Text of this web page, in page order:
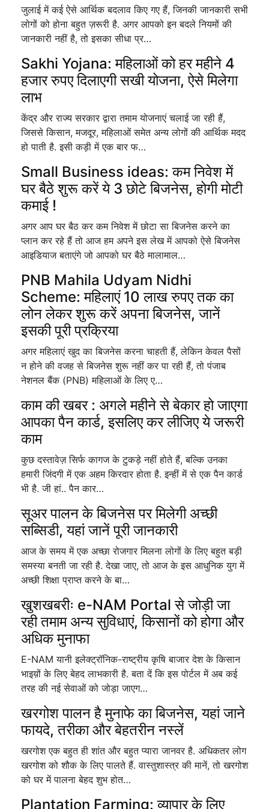
जुलाई में कई ऐसे आर्थिक बदलाव किए गए हैं, जिनकी जानकारी सभी
लोगों को होना बहुत ज़रूरी है. अगर आपको इन बदले नियमों की
जानकारी नहीं है, तो इसका सीधा प्र…
Sakhi Yojana: महिलाओं को हर महीने 4
हजार रुपए दिलाएगी सखी योजना, ऐसे मिलेगा
लाभ
केंद्र और राज्य सरकार द्वारा तमाम योजनाएं चलाई जा रही हैं,
जिससे किसान, मजदूर, महिलाओं समेत अन्य लोगों की आर्थिक मदद
हो पाती है. इसी कड़ी में एक बार फ…
Small Business ideas: कम निवेश में
घर बैठे शुरू करें ये 3 छोटे बिजनेस, होगी मोटी
कमाई !
अगर आप घर बैठ कर कम निवेश में छोटा सा बिजनेस करने का
प्लान कर रहे हैं तो आज हम अपने इस लेख में आपको ऐसे बिजनेस
आइडियाज बताएंगे जो आपको घर बैठे मालामाल…
PNB Mahila Udyam Nidhi
Scheme: महिलाएं 10 लाख रुपए तक का
लोन लेकर शुरू करें अपना बिजनेस, जानें
इसकी पूरी प्रक्रिया
अगर महिलाएं खुद का बिजनेस करना चाहती हैं, लेकिन केवल पैसों
न होने की वजह से बिजनेस शुरू नहीं कर पा रही हैं, तो पंजाब
नेशनल बैंक (PNB) महिलाओं के लिए ए…
काम की खबर : अगले महीने से बेकार हो जाएगा
आपका पैन कार्ड, इसलिए कर लीजिए ये जरूरी
काम
कुछ दस्तावेज़ सिर्फ कागज के टुकड़े नहीं होते हैं, बल्कि उनका
हमारी जिंदगी में एक अहम किरदार होता है. इन्हीं में से एक पैन कार्ड
भी है. जी हां.. पैन कार…
सूअर पालन के बिजनेस पर मिलेगी अच्छी
सब्सिडी, यहां जानें पूरी जानकारी
आज के समय में एक अच्छा रोजगार मिलना लोगों के लिए बहुत बड़ी
समस्या बनती जा रही है. देखा जाए, तो आज के इस आधुनिक युग में
अच्छी शिक्षा प्राप्त करने के बा…
खुशखबरीः e-NAM Portal से जोड़ी जा
रही तमाम अन्य सुविधाएं, किसानों को होगा और
अधिक मुनाफा
E-NAM यानी इलेक्ट्रॉनिक-राष्ट्रीय कृषि बाजार देश के किसान
भाइय़ों के लिए बेहद लाभकारी है. बता दें कि इस पोर्टल में अब कई
तरह की नई सेवाओं को जोड़ा जाएग…
खरगोश पालन है मुनाफे का बिजनेस, यहां जाने
फायदे, तरीका और बेहतरीन नस्लें
खरगोश एक बहुत ही शांत और बहुत प्यारा जानवर है. अधिकतर लोग
खरगोश को शौक के लिए पालते हैं. वास्तुशास्त्र की मानें, तो खरगोश
को घर में पालना बेहद शुभ होत…
Plantation Farming: व्यापार के लिए